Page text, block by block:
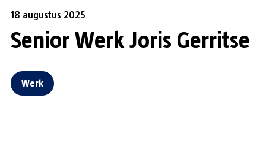
18 augustus 2025
Senior Werk Joris Gerritse
Werk